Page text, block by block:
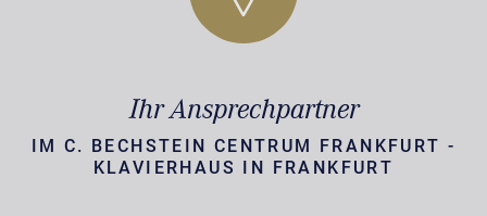
Ihr Ansprechpartner
IM C. BECHSTEIN CENTRUM FRANKFURT -
KLAVIERHAUS IN FRANKFURT